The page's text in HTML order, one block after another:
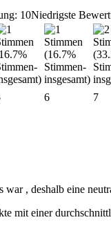
10Niedrigste
6 7
, deshalb eine
mit einer